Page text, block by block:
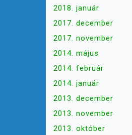
2018. január
2017. december
2017. november
2014. május
2014. február
2014. január
2013. december
2013. november
2013. október